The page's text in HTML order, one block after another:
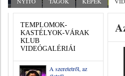
TEMPLOMOK-
KASTÉLYOK-VÁRAK
KLUB
VIDEÓGALÉRIÁI
A szeretetről, az